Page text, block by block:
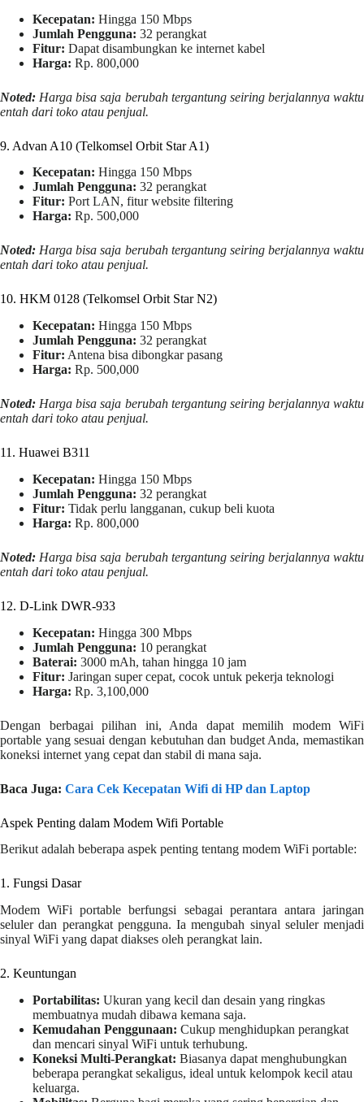
Kecepatan: Hingga 150 Mbps
Jumlah Pengguna: 32 perangkat
Fitur: Dapat disambungkan ke internet kabel
Harga: Rp. 800,000
Noted: Harga bisa saja berubah tergantung seiring berjalannya waktu
entah dari toko atau penjual.
9. Advan A10 (Telkomsel Orbit Star A1)
Kecepatan: Hingga 150 Mbps
Jumlah Pengguna: 32 perangkat
Fitur: Port LAN, fitur website filtering
Harga: Rp. 500,000
Noted: Harga bisa saja berubah tergantung seiring berjalannya waktu
entah dari toko atau penjual.
10. HKM 0128 (Telkomsel Orbit Star N2)
Kecepatan: Hingga 150 Mbps
Jumlah Pengguna: 32 perangkat
Fitur: Antena bisa dibongkar pasang
Harga: Rp. 500,000
Noted: Harga bisa saja berubah tergantung seiring berjalannya waktu
entah dari toko atau penjual.
11. Huawei B311
Kecepatan: Hingga 150 Mbps
Jumlah Pengguna: 32 perangkat
Fitur: Tidak perlu langganan, cukup beli kuota
Harga: Rp. 800,000
Noted: Harga bisa saja berubah tergantung seiring berjalannya waktu
entah dari toko atau penjual.
12. D-Link DWR-933
Kecepatan: Hingga 300 Mbps
Jumlah Pengguna: 10 perangkat
Baterai: 3000 mAh, tahan hingga 10 jam
Fitur: Jaringan super cepat, cocok untuk pekerja teknologi
Harga: Rp. 3,100,000
Dengan berbagai pilihan ini, Anda dapat memilih modem WiFi
portable yang sesuai dengan kebutuhan dan budget Anda, memastikan
koneksi internet yang cepat dan stabil di mana saja.
Baca Juga: Cara Cek Kecepatan Wifi di HP dan Laptop
Aspek Penting dalam Modem Wifi Portable
Berikut adalah beberapa aspek penting tentang modem WiFi portable:
1. Fungsi Dasar
Modem WiFi portable berfungsi sebagai perantara antara jaringan
seluler dan perangkat pengguna. Ia mengubah sinyal seluler menjadi
sinyal WiFi yang dapat diakses oleh perangkat lain.
2. Keuntungan
Portabilitas: Ukuran yang kecil dan desain yang ringkas
membuatnya mudah dibawa kemana saja.
Kemudahan Penggunaan: Cukup menghidupkan perangkat
dan mencari sinyal WiFi untuk terhubung.
Koneksi Multi-Perangkat: Biasanya dapat menghubungkan
beberapa perangkat sekaligus, ideal untuk kelompok kecil atau
keluarga.